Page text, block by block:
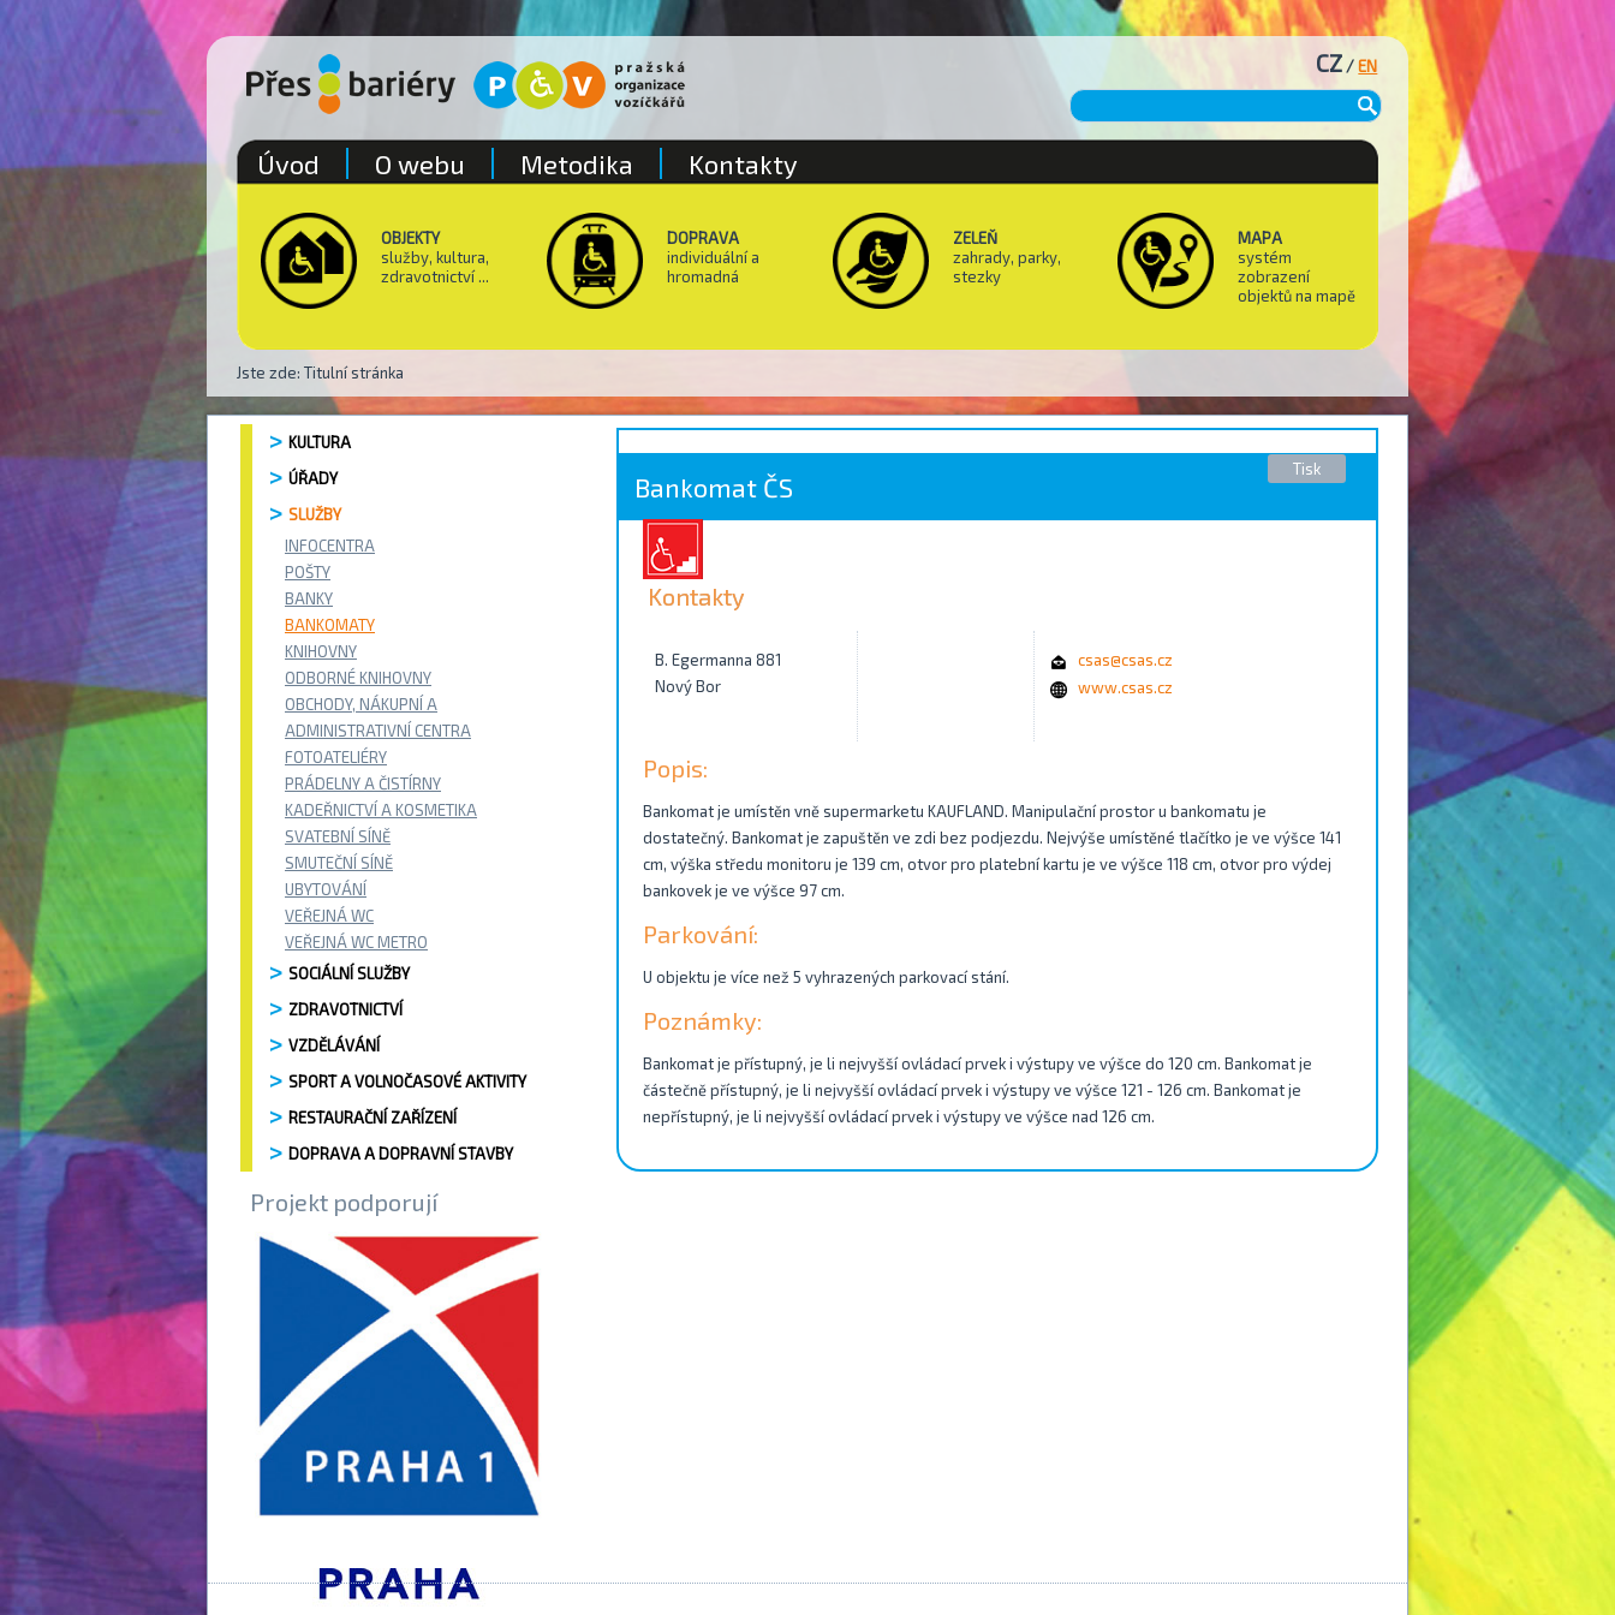
OBJEKTY
služby, kultura,
zdravotnictví ...
DOPRAVA
individuální a
hromadná
ZELEŇ
zahrady, parky,
stezky
MAPA
systém
zobrazení
objektů na mapě
CZ /EN
Jste zde: Titulní stránka
Úvod O webu Metodika Kontakty
KULTURA
ÚŘADY
SLUŽBY
INFOCENTRA
POŠTY
BANKY
BANKOMATY
KNIHOVNY
ODBORNÉ KNIHOVNY
OBCHODY, NÁKUPNÍ A
ADMINISTRATIVNÍ CENTRA
FOTOATELIÉRY
PRÁDELNY A ČISTÍRNY
KADEŘNICTVÍ A KOSMETIKA
SVATEBNÍ SÍNĚ
SMUTEČNÍ SÍNĚ
UBYTOVÁNÍ
VEŘEJNÁ WC
VEŘEJNÁ WC METRO
SOCIÁLNÍ SLUŽBY
ZDRAVOTNICTVÍ
VZDĚLÁVÁNÍ
SPORT A VOLNOČASOVÉ AKTIVITY
RESTAURAČNÍ ZAŘÍZENÍ
DOPRAVA A DOPRAVNÍ STAVBY
Projekt podporují
Tisk
Bankomat ČS
Kontakty
B. Egermanna 881
Nový Bor
csas@csas.cz
www.csas.cz
Popis:
Bankomat je umístěn vně supermarketu KAUFLAND. Manipulační prostor u bankomatu je
dostatečný. Bankomat je zapuštěn ve zdi bez podjezdu. Nejvýše umístěné tlačítko je ve výšce 141
cm, výška středu monitoru je 139 cm, otvor pro platební kartu je ve výšce 118 cm, otvor pro výdej
bankovek je ve výšce 97 cm.
Parkování:
U objektu je více než 5 vyhrazených parkovací stání.
Poznámky:
Bankomat je přístupný, je li nejvyšší ovládací prvek i výstupy ve výšce do 120 cm. Bankomat je
částečně přístupný, je li nejvyšší ovládací prvek i výstupy ve výšce 121 - 126 cm. Bankomat je
nepřístupný, je li nejvyšší ovládací prvek i výstupy ve výšce nad 126 cm.